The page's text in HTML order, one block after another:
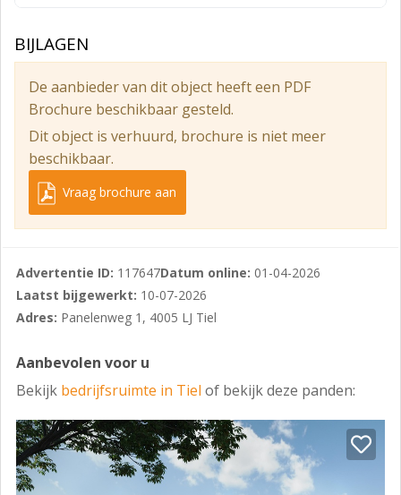
- gasheater
BESTEMMINGSPLAN
Het geheel heeft bestemming "bedrijventerrein".
Bedrijf tot en met categorie 3.2
Als u wilt weten of uw bedrijf toebehoort tot deze
categorie verwijzen wij u naar het loket van Gemeente
Tiel
Ruime parkeermogelijkheden op eigen terrein voor
personeel en bezoekers.
BEREIKBAARHEID
Bedrijventerrein Latenstein is één van de meest
gevestigde en centraal gelegen bedrijventerreinen van
Tiel. Dankzij de directe aansluiting op de A15
(Rotterdam – Keulen) bevindt u zich binnen enkele
minuten op de snelweg.
Knooppunt Deil en de A2 (Amsterdam – ’s-
BIJLAGEN
De aanbieder van dit object heeft een PDF
Brochure beschikbaar gesteld.
Dit object is verhuurd, brochure is niet meer
beschikbaar.
Vraag brochure aan
Advertentie ID: 117647Datum online: 01-04-2026
Laatst bijgewerkt: 10-07-2026
Adres: Panelenweg 1, 4005 LJ Tiel
Aanbevolen voor u
Bekijk bedrijfsruimte in Tiel of bekijk deze panden: